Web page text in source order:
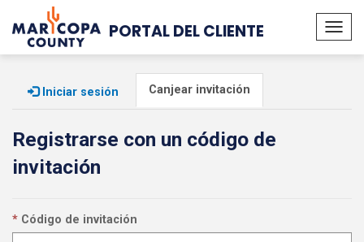
PORTAL DEL CLIENTE
Iniciar sesión Canjear invitación
Registrarse con un código de
invitación
Código de invitación